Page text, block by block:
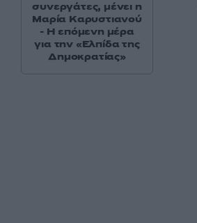
συνεργάτες, μένει η
Μαρία Καρυστιανού
- Η επόμενη μέρα
για την «Ελπίδα της
Δημοκρατίας»